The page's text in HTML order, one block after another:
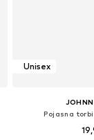
Unisex
Pojasna